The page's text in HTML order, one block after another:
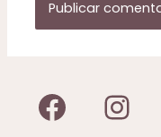
Facebook Instagram